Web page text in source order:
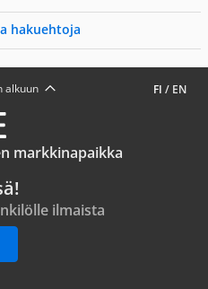
hakuehtoja
FI / EN
alkuun
markkinapaikka
ilmaista